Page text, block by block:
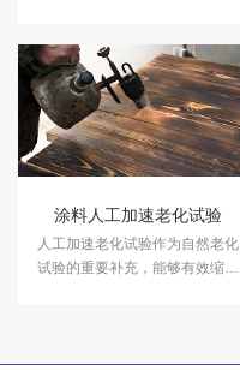
测及其他各类运动场地检测。
涂料人工加速老化试验
人工加速老化试验作为自然老化
试验的重要补充，能够有效缩短
告具有CMA和CNAS资质。